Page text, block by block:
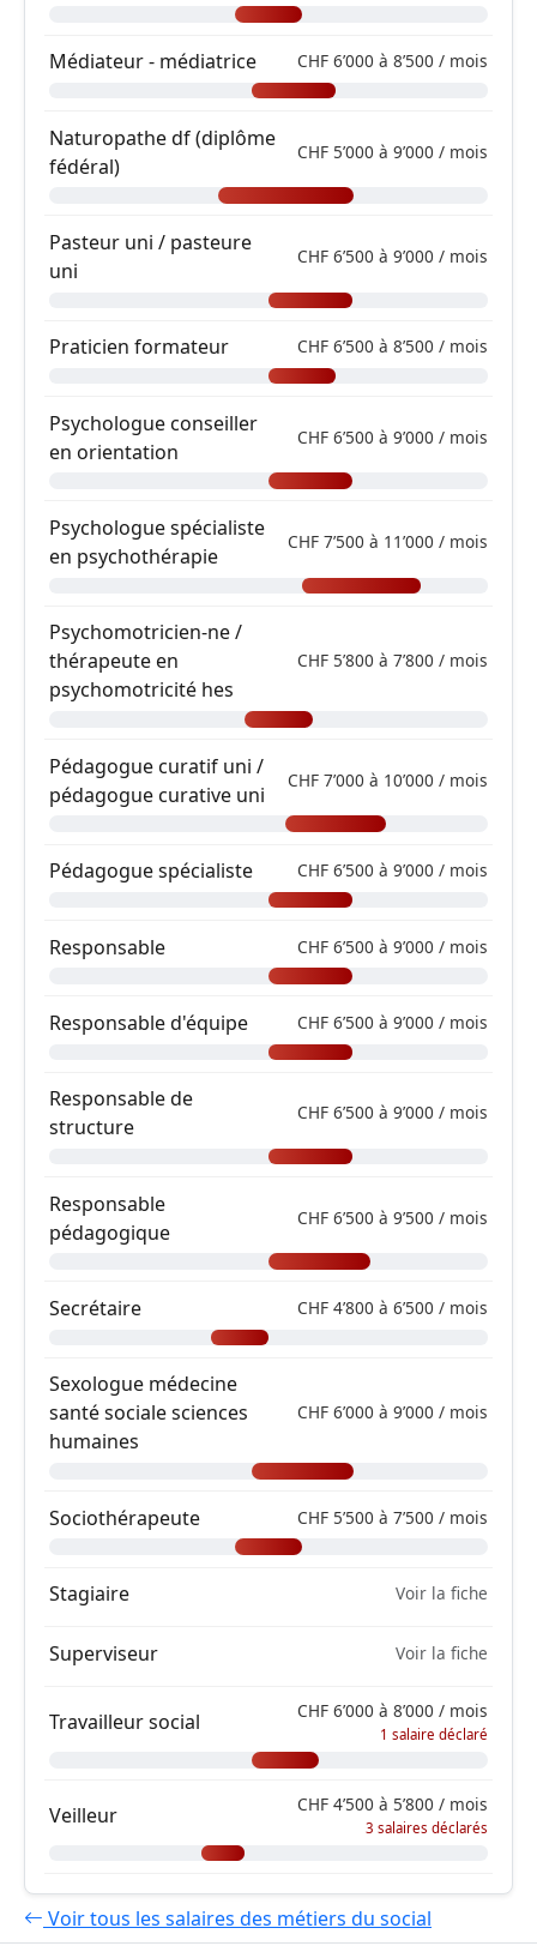
Médiateur - médiatrice CHF 6’000 à 8’500 / mois
Naturopathe df (diplôme
fédéral)
CHF 5’000 à 9’000 / mois
Pasteur uni / pasteure
uni
CHF 6’500 à 9’000 / mois
Praticien formateur CHF 6’500 à 8’500 / mois
Psychologue conseiller
en orientation
CHF 6’500 à 9’000 / mois
Psychologue spécialiste
en psychothérapie
CHF 7’500 à 11’000 / mois
Psychomotricien-ne /
thérapeute en
psychomotricité hes
CHF 5’800 à 7’800 / mois
Pédagogue curatif uni /
pédagogue curative uni
CHF 7’000 à 10’000 / mois
Pédagogue spécialiste CHF 6’500 à 9’000 / mois
Responsable CHF 6’500 à 9’000 / mois
Responsable d'équipe CHF 6’500 à 9’000 / mois
Responsable de
structure
CHF 6’500 à 9’000 / mois
Responsable
pédagogique
CHF 6’500 à 9’500 / mois
Secrétaire CHF 4’800 à 6’500 / mois
Sexologue médecine
santé sociale sciences
humaines
CHF 6’000 à 9’000 / mois
Sociothérapeute CHF 5’500 à 7’500 / mois
Stagiaire Voir la fiche
Superviseur Voir la fiche
Travailleur social CHF 6’000 à 8’000 / mois
1 salaire déclaré
Veilleur CHF 4’500 à 5’800 / mois
3 salaires déclarés
Voir tous les salaires des métiers du social